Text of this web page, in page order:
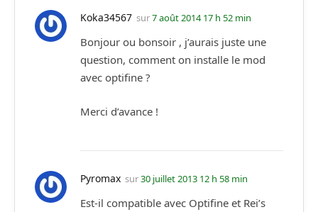
Koka34567 sur7 août 2014 17 h 52 min
Bonjour ou bonsoir , j’aurais juste une
question, comment on installe le mod
avec optifine ?
Merci d’avance !
Pyromax sur30 juillet 2013 12 h 58 min
Est-il compatible avec Optifine et Rei’s